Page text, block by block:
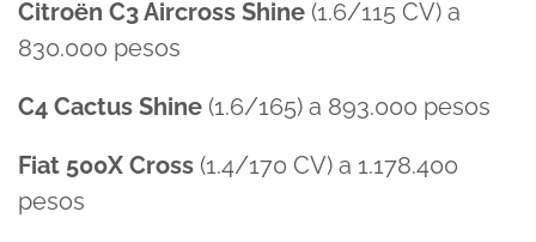
Citroën C3 Aircross Shine (1.6/115 CV) a
830.000 pesos
C4 Cactus Shine (1.6/165) a 893.000 pesos
Fiat 500X Cross (1.4/170 CV) a 1.178.400
pesos